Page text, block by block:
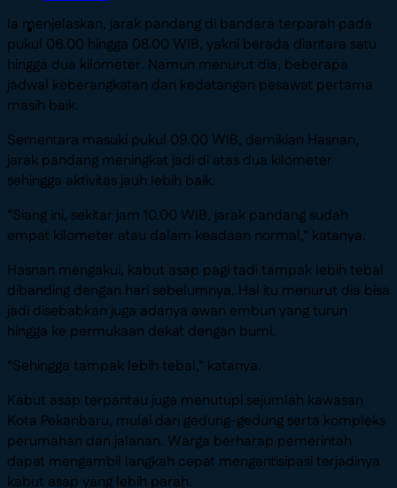
Ia menjelaskan, jarak pandang di bandara terparah pada
pukul 06.00 hingga 08.00 WIB, yakni berada diantara satu
hingga dua kilometer. Namun menurut dia, beberapa
jadwal keberangkatan dan kedatangan pesawat pertama
masih baik.
Sementara masuki pukul 09.00 WIB, demikian Hasnan,
jarak pandang meningkat jadi di atas dua kilometer
sehingga aktivitas jauh lebih baik.
“Siang ini, sekitar jam 10.00 WIB, jarak pandang sudah
empat kilometer atau dalam keadaan normal,” katanya.
Hasnan mengakui, kabut asap pagi tadi tampak lebih tebal
dibanding dengan hari sebelumnya. Hal itu menurut dia bisa
jadi disebabkan juga adanya awan embun yang turun
hingga ke permukaan dekat dengan bumi.
“Sehingga tampak lebih tebal,” katanya.
Kabut asap terpantau juga menutupi sejumlah kawasan
Kota Pekanbaru, mulai dari gedung-gedung serta kompleks
perumahan dan jalanan. Warga berharap pemerintah
dapat mengambil langkah cepat mengantisipasi terjadinya
kabut asap yang lebih parah.